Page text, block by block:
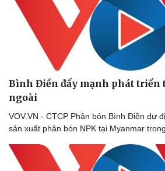
Bình Điền đẩy mạnh phát triển
ngoài
VOV.VN - CTCP Phân bón Bình Điền dự
sản xuất phân bón NPK tại Myanmar